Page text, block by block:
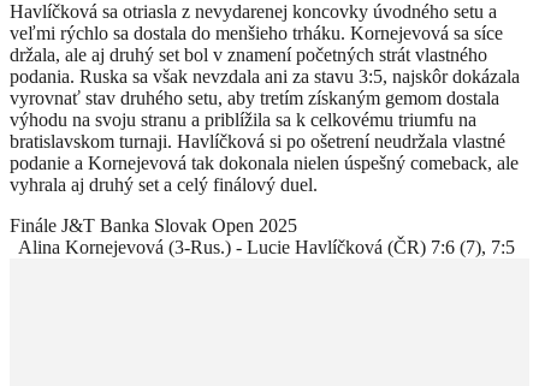
Havlíčková sa otriasla z nevydarenej koncovky úvodného setu a
veľmi rýchlo sa dostala do menšieho trháku. Kornejevová sa síce
držala, ale aj druhý set bol v znamení početných strát vlastného
podania. Ruska sa však nevzdala ani za stavu 3:5, najskôr dokázala
vyrovnať stav druhého setu, aby tretím získaným gemom dostala
výhodu na svoju stranu a priblížila sa k celkovému triumfu na
bratislavskom turnaji. Havlíčková si po ošetrení neudržala vlastné
podanie a Kornejevová tak dokonala nielen úspešný comeback, ale
vyhrala aj druhý set a celý finálový duel.
Finále J&T Banka Slovak Open 2025
Alina Kornejevová (3-Rus.) - Lucie Havlíčková (ČR) 7:6 (7), 7:5